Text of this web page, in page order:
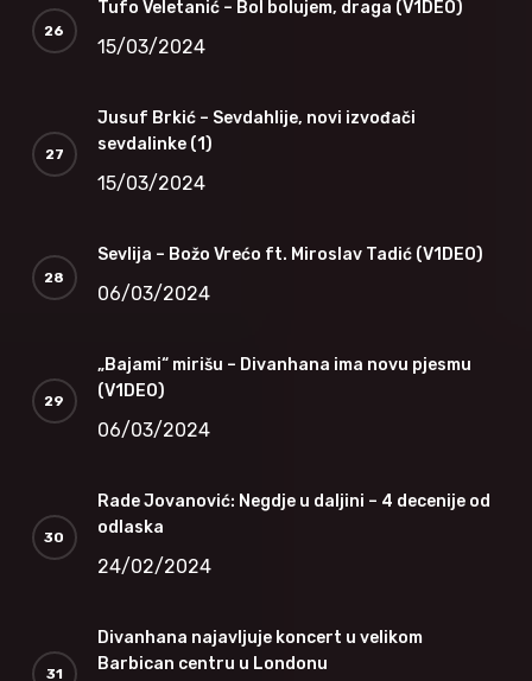
Tufo Veletanić – Bol bolujem, draga (V1DEO)
15/03/2024
Jusuf Brkić – Sevdahlije, novi izvođači
sevdalinke (1)
15/03/2024
Sevlija – Božo Vrećo ft. Miroslav Tadić (V1DEO)
06/03/2024
„Bajami“ mirišu – Divanhana ima novu pjesmu
(V1DEO)
06/03/2024
Rade Jovanović: Negdje u daljini – 4 decenije od
odlaska
24/02/2024
Divanhana najavljuje koncert u velikom
Barbican centru u Londonu